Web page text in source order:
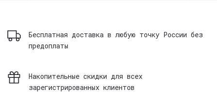
Бесплатная доставка в любую точку России без
предоплаты
Накопительные скидки для всех
зарегистрированных клиентов